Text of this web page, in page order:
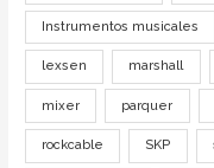
Instrumentos musicales
lexsen marshall
mixer parquer
rockcable SKP